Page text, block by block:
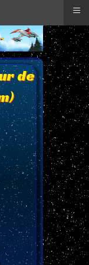
de
≡